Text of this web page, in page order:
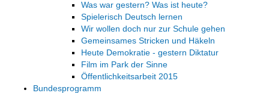
Was war gestern? Was ist heute?
Spielerisch Deutsch lernen
Wir wollen doch nur zur Schule gehen
Gemeinsames Stricken und Häkeln
Heute Demokratie - gestern Diktatur
Film im Park der Sinne
Öffentlichkeitsarbeit 2015
Bundesprogramm